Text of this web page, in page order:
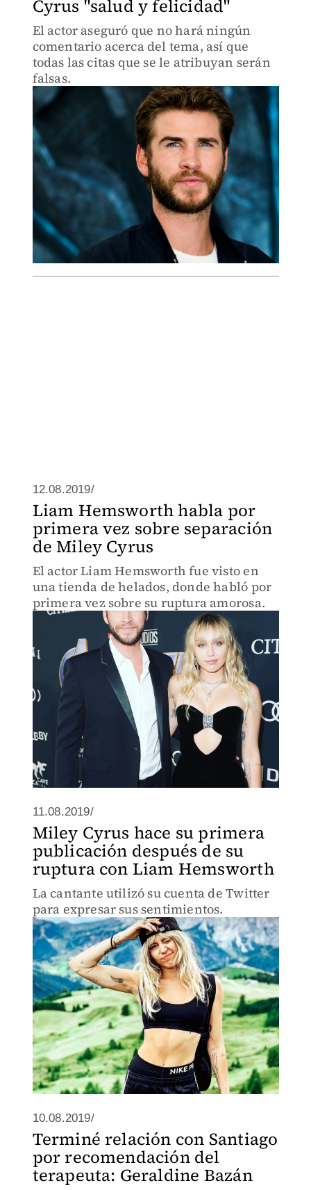
Cyrus "salud y felicidad"
El actor aseguró que no hará ningún
comentario acerca del tema, así que
todas las citas que se le atribuyan serán
falsas.
12.08.2019/
Liam Hemsworth habla por
primera vez sobre separación
de Miley Cyrus
El actor Liam Hemsworth fue visto en
una tienda de helados, donde habló por
primera vez sobre su ruptura amorosa.
11.08.2019/
Miley Cyrus hace su primera
publicación después de su
ruptura con Liam Hemsworth
La cantante utilizó su cuenta de Twitter
para expresar sus sentimientos.
10.08.2019/
Terminé relación con Santiago
por recomendación del
terapeuta: Geraldine Bazán